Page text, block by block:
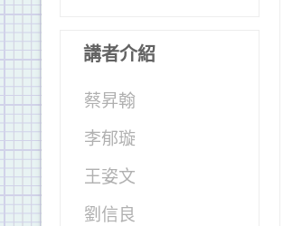
講者介紹
蔡昇翰
李郁璇
王姿文
劉信良